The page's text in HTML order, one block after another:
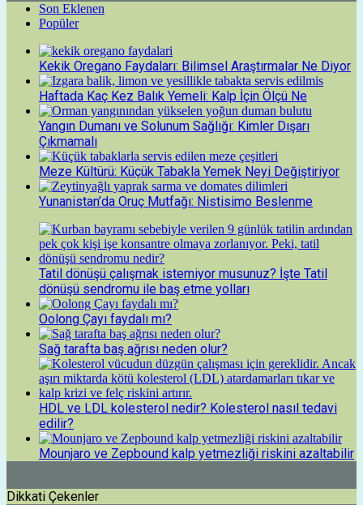
Son Eklenen
Popüler
Kekik Oregano Faydaları: Bilimsel Araştırmalar Ne Diyor
Haftada Kaç Kez Balık Yemeli: Kalp İçin Ölçü Ne
Yangın Dumanı ve Solunum Sağlığı: Kimler Dışarı
Çıkmamalı
Meze Kültürü: Küçük Tabakla Yemek Neyi Değiştiriyor
Yunanistan’da Oruç Mutfağı: Nistisimo Beslenme
Tatil dönüşü çalışmak istemiyor musunuz? İşte Tatil
dönüşü sendromu ile baş etme yolları
Oolong Çayı faydalı mı?
Sağ tarafta baş ağrısı neden olur?
HDL ve LDL kolesterol nedir? Kolesterol nasıl tedavi
edilir?
Mounjaro ve Zepbound kalp yetmezliği riskini azaltabilir
Dikkati Çekenler